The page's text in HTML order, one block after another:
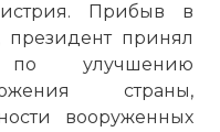
Прибыв в
принял
улучшению
страны,
вооруженных